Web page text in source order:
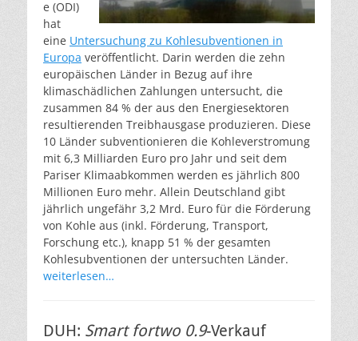
e (ODI)
hat
eine Untersuchung zu Kohlesubventionen in
Europa veröffentlicht. Darin werden die zehn
europäischen Länder in Bezug auf ihre
klimaschädlichen Zahlungen untersucht, die
zusammen 84 % der aus den Energiesektoren
resultierenden Treibhausgase produzieren. Diese
10 Länder subventionieren die Kohleverstromung
mit 6,3 Milliarden Euro pro Jahr und seit dem
Pariser Klimaabkommen werden es jährlich 800
Millionen Euro mehr. Allein Deutschland gibt
jährlich ungefähr 3,2 Mrd. Euro für die Förderung
von Kohle aus (inkl. Förderung, Transport,
Forschung etc.), knapp 51 % der gesamten
Kohlesubventionen der untersuchten Länder.
weiterlesen…
DUH: Smart fortwo 0.9-Verkauf